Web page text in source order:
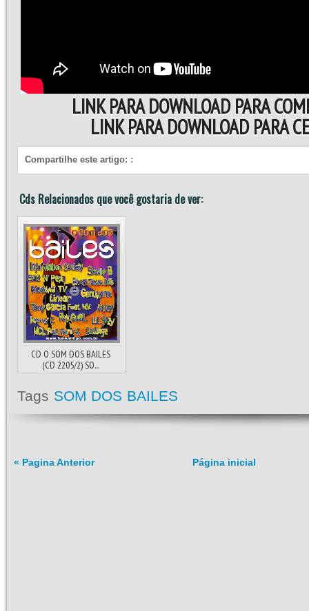
LINK PARA DOWNLOAD PARA
LINK PARA DOWNLOAD PARA
Compartilhe este artigo: :
Cds Relacionados que você gostaria de ver:
CD O SOM DOS BAILES
(CD 2205/2) SO...
Tags SOM DOS BAILES
« Pagina Anterior Página inicial